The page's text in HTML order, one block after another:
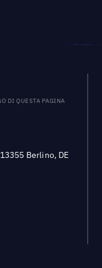
DI QUESTA PAGINA
Berlino, DE